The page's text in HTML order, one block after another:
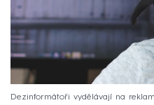
Dezinformátoři vydělávají na